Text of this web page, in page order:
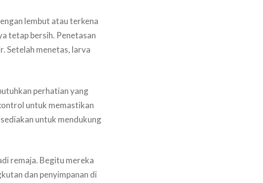
lembut atau terkena
tetap bersih. Penetasan
Setelah menetas, larva
perhatian yang
untuk memastikan
untuk mendukung
remaja. Begitu mereka
dan penyimpanan di